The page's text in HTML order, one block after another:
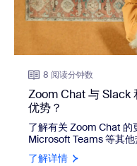
8 阅读分钟数
Zoom Chat 与 Slack
优势？
了解有关 Zoom Chat 的
Microsoft Teams 等其他
了解详情